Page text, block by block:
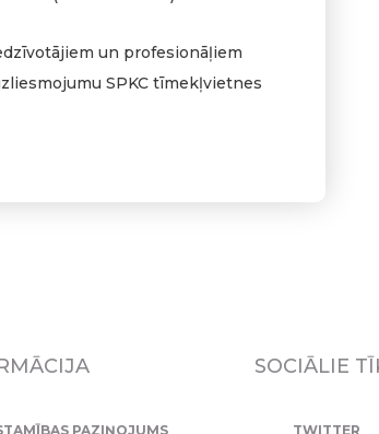
un profesionāļiem
SPKC tīmekļvietnes
PAZIŅOJUMS
SOCIĀLIE
TWITTER